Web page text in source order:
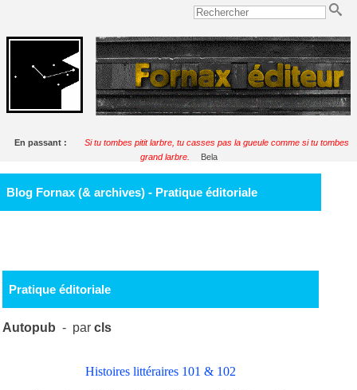
En passant :
Si tu tombes pitit larbre, tu casses pas la gueule comme si tu tombes
grand larbre.
Bela
Blog Fornax (& archives) - Pratique éditoriale
Pratique éditoriale
Autopub - parcls
Histoires littéraires 101 & 102